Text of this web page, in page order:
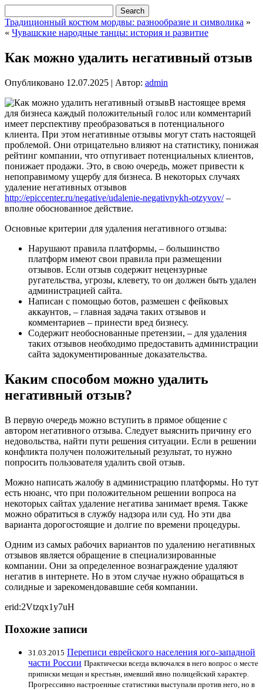
Традиционный костюм мордвы: разнообразие и символика »
« Чувашские народные танцы: история и развитие
Как можно удалить негативный отзыв
Опубликовано 12.07.2025 | Автор: admin
В настоящее время
для бизнеса каждый положительный голос или комментарий
имеет перспективу преобразоваться в потенциального
клиента. При этом негативные отзывы могут стать настоящей
проблемой. Они отрицательно влияют на статистику, понижая
рейтинг компании, что отпугивает потенциальных клиентов,
понижает продажи. Это, в свою очередь, может привести к
непоправимому ущербу для бизнеса. В некоторых случаях
удаление негативных отзывов
http://epiccenter.ru/negative/udalenie-negativnykh-otzyvov/–
вполне обоснованное действие.
Основные критерии для удаления негативного отзыва:
Нарушают правила платформы, – большинство
платформ имеют свои правила при размещении
отзывов. Если отзыв содержит нецензурные
ругательства, угрозы, клевету, то он должен быть удален
администрацией сайта.
Написан с помощью ботов, размешен с фейковых
аккаунтов, – главная задача таких отзывов и
комментариев – принести вред бизнесу.
Содержит необоснованные претензии, – для удаления
таких отзывов необходимо предоставить администрации
сайта задокументированные доказательства.
Каким способом можно удалить
негативный отзыв?
В первую очередь можно вступить в прямое общение с
автором негативного отзыва. Следует выяснить причину его
недовольства, найти пути решения ситуации. Если в решении
конфликта получен положительный результат, то нужно
попросить пользователя удалить свой отзыв.
Можно написать жалобу в администрацию платформы. Но тут
есть нюанс, что при положительном решении вопроса на
некоторых сайтах удаление негатива занимает время. Также
можно обратиться в службу надзора или суд. Но эти два
варианта дорогостоящие и долгие по времени процедуры.
Одним из самых рабочих вариантов по удалению негативных
отзывов является обращение в специализированные
компании. Они за определенное вознаграждение удаляют
негатив в интернете. Но в этом случае нужно обращаться в
солидные и зарекомендовавшие себя компании.
erid:2Vtzqx1y7uH
Похожие записи
31.03.2015 Переписи еврейского населения юго-западной
части России Практически всегда включался в него вопрос о месте
приписки мещан и крестьян, имевший явно полицейский характер.
Прогрессивно настроенные статистики выступали против него, но в